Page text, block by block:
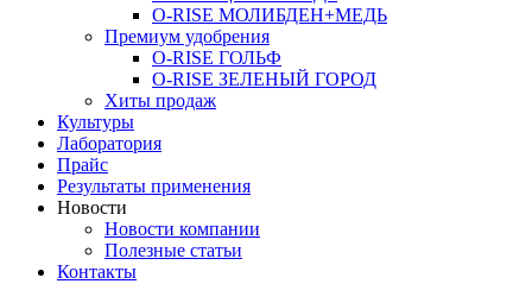
O-RISE МОЛИБДЕН+МЕДЬ
Премиум удобрения
O-RISE ГОЛЬФ
O-RISE ЗЕЛЕНЫЙ ГОРОД
Хиты продаж
Культуры
Лаборатория
Прайс
Результаты применения
Новости
Новости компании
Полезные статьи
Контакты